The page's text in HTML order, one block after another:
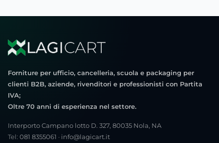
Forniture per ufficio, cancelleria, scuola e packaging per
clienti B2B, aziende, rivenditori e professionisti con Partita
IVA;
Oltre 70 anni di esperienza nel settore.
Interporto Campano lotto D. 327, 80035 Nola, NA
Tel: 081 8355061 · info@lagicart.it